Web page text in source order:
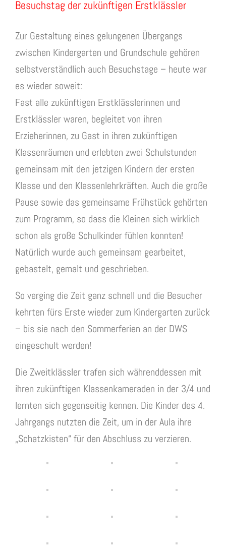
Besuchstag der zukünftigen Erstklässler
Zur Gestaltung eines gelungenen Übergangs
zwischen Kindergarten und Grundschule gehören
selbstverständlich auch Besuchstage – heute war
es wieder soweit:
Fast alle zukünftigen Erstklässlerinnen und
Erstklässler waren, begleitet von ihren
Erzieherinnen, zu Gast in ihren zukünftigen
Klassenräumen und erlebten zwei Schulstunden
gemeinsam mit den jetzigen Kindern der ersten
Klasse und den Klassenlehrkräften. Auch die große
Pause sowie das gemeinsame Frühstück gehörten
zum Programm, so dass die Kleinen sich wirklich
schon als große Schulkinder fühlen konnten!
Natürlich wurde auch gemeinsam gearbeitet,
gebastelt, gemalt und geschrieben.
So verging die Zeit ganz schnell und die Besucher
kehrten fürs Erste wieder zum Kindergarten zurück
– bis sie nach den Sommerferien an der DWS
eingeschult werden!
Die Zweitklässler trafen sich währenddessen mit
ihren zukünftigen Klassenkameraden in der 3/4 und
lernten sich gegenseitig kennen. Die Kinder des 4.
Jahrgangs nutzten die Zeit, um in der Aula ihre
„Schatzkisten“ für den Abschluss zu verzieren.